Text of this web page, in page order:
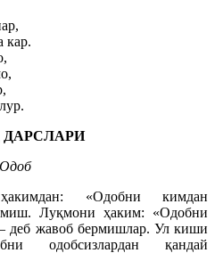
кар.
Одоб
«Одобни кимдан
Луқмони ҳаким: «Одобни
деб жавоб бермишлар. Ул киши
одобсизлардан қандай